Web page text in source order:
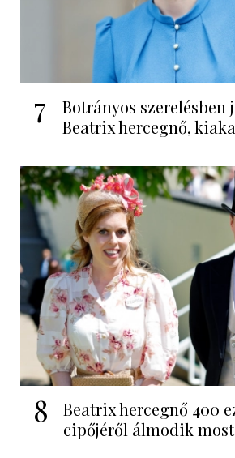
7
Botrányos szerelésben
Beatrix hercegnő,
8
Beatrix hercegnő 400
cipőjéről álmodik